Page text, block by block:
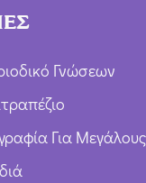
Γνώσεων
Για Μεγάλους